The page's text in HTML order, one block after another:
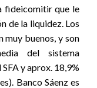
fideicomitir que le
de la liquidez. Los
muy buenos, y son
del sistema
y aprox. 18,9%
Banco Sáenz es